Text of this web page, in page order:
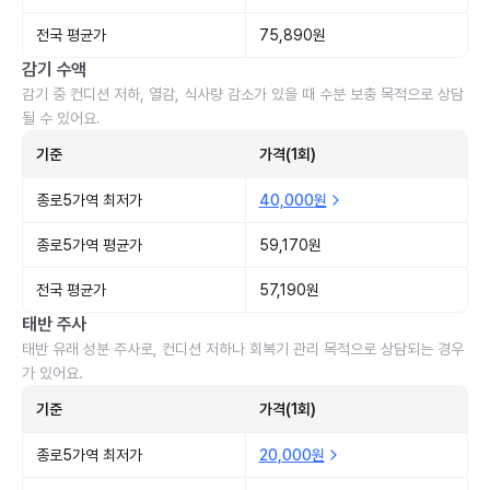
전국 평균가 75,890원
감기 수액
감기 중 컨디션 저하, 열감, 식사량 감소가 있을 때 수분 보충 목적으로 상담
될 수 있어요.
기준 가격(1회)
종로5가역 최저가 40,000원
종로5가역 평균가 59,170원
전국 평균가 57,190원
태반 주사
태반 유래 성분 주사로, 컨디션 저하나 회복기 관리 목적으로 상담되는 경우
가 있어요.
기준 가격(1회)
종로5가역 최저가 20,000원